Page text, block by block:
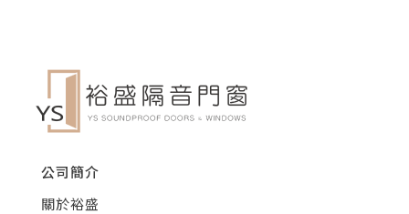
公司簡介
關於裕盛